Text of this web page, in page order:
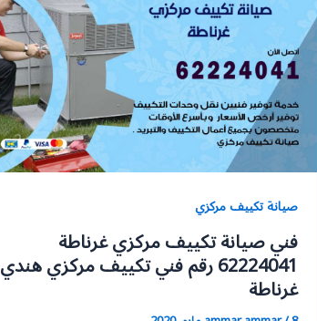
صيانة تكييف مركزي
فني صيانة تكييف مركزي غرناطة
62224041 رقم فني تكييف مركزي هندي
غرناطة